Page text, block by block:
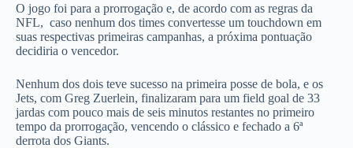
O jogo foi para a prorrogação e, de acordo com as regras da
NFL, caso nenhum dos times convertesse um touchdown em
suas respectivas primeiras campanhas, a próxima pontuação
decidiria o vencedor.
Nenhum dos dois teve sucesso na primeira posse de bola, e os
Jets, com Greg Zuerlein, finalizaram para um field goal de 33
jardas com pouco mais de seis minutos restantes no primeiro
tempo da prorrogação, vencendo o clássico e fechado a 6ª
derrota dos Giants.